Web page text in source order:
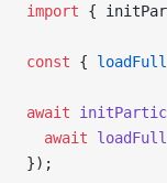
import {
const { loadFull
await
  await
loadFull
});